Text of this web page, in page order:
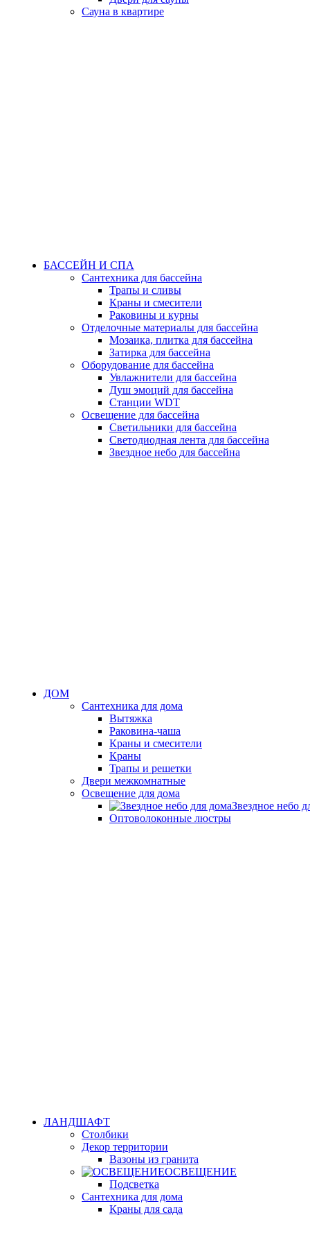
Сауна в квартире
БАССЕЙН И СПА
Сантехника для бассейна
Трапы и сливы
Краны и смесители
Раковины и курны
Отделочные материалы для бассейна
Мозаика, плитка для бассейна
Затирка для бассейна
Оборудование для бассейна
Увлажнители для бассейна
Душ эмоций для бассейна
Станции WDT
Освещение для бассейна
Светильники для бассейна
Светодиодная лента для бассейна
Звездное небо для бассейна
ДОМ
Сантехника для дома
Вытяжка
Раковина-чаша
Краны и смесители
Краны
Трапы и решетки
Двери межкомнатные
Освещение для дома
Звездное небо
Оптоволоконные люстры
ЛАНДШАФТ
Столбики
Декор территории
Вазоны из гранита
ОСВЕЩЕНИЕ
Подсветка
Сантехника для дома
Краны для сада